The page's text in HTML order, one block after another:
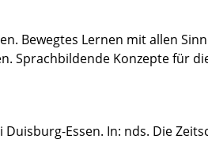
Bewegtes Lernen mit allen
Sprachbildende Konzepte für
Essen. In: nds. Die